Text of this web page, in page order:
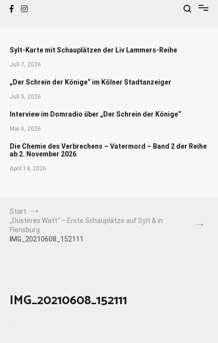
Sylt-Karte mit Schauplätzen der Liv Lammers-Reihe
Juli 7, 2026
„Der Schrein der Könige“ im Kölner Stadtanzeiger
Juli 5, 2026
Interview im Domradio über „Der Schrein der Könige“
Mai 6, 2026
Die Chemie des Verbrechens – Vatermord – Band 2 der Reihe
ab 2. November 2026
April 14, 2026
Start
„Düsteres Watt“ – Erste Schauplätze auf Sylt & in
Flensburg
IMG_20210608_152111
IMG_20210608_152111